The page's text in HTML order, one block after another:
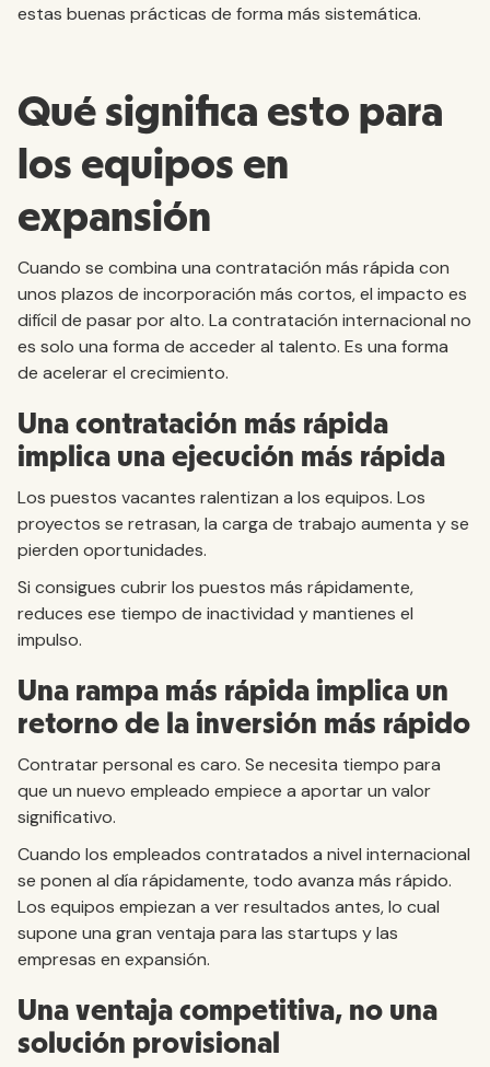
estas buenas prácticas de forma más sistemática.
Qué significa esto para
los equipos en
expansión
Cuando se combina una contratación más rápida con
unos plazos de incorporación más cortos, el impacto es
difícil de pasar por alto. La contratación internacional no
es solo una forma de acceder al talento. Es una forma
de acelerar el crecimiento.
Una contratación más rápida
implica una ejecución más rápida
Los puestos vacantes ralentizan a los equipos. Los
proyectos se retrasan, la carga de trabajo aumenta y se
pierden oportunidades.
Si consigues cubrir los puestos más rápidamente,
reduces ese tiempo de inactividad y mantienes el
impulso.
Una rampa más rápida implica un
retorno de la inversión más rápido
Contratar personal es caro. Se necesita tiempo para
que un nuevo empleado empiece a aportar un valor
significativo.
Cuando los empleados contratados a nivel internacional
se ponen al día rápidamente, todo avanza más rápido.
Los equipos empiezan a ver resultados antes, lo cual
supone una gran ventaja para las startups y las
empresas en expansión.
Una ventaja competitiva, no una
solución provisional